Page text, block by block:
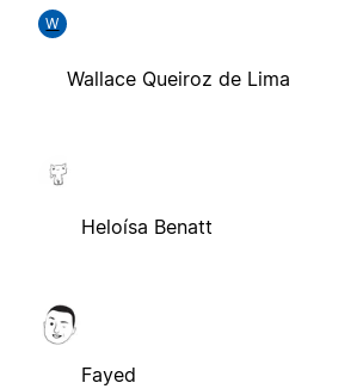
W
Wallace Queiroz de Lima
Heloísa Benatt
Fayed